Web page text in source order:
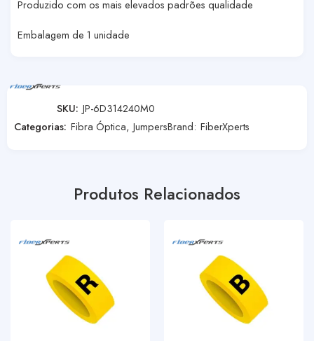
Produzido com os mais elevados padrões qualidade
Embalagem de 1 unidade
SKU: JP-6D314240M0
Categorias: Fibra Óptica, JumpersBrand: FiberXperts
Produtos Relacionados